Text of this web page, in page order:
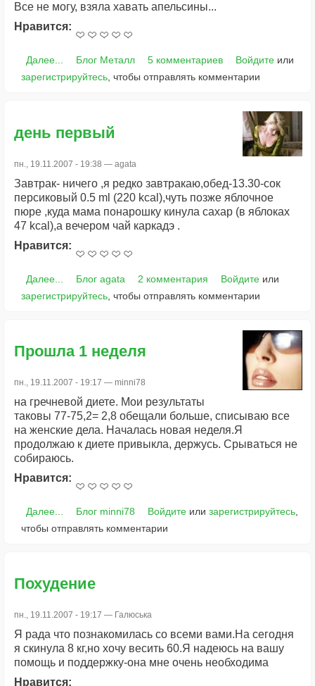
Все не могу, взяла хавать апельсины...
Нравится:
Далее... Блог Металл 5 комментариев Войдитеили
зарегистрируйтесь, чтобы отправлять комментарии
день первый
пн., 19.11.2007 - 19:38 — agata
Завтрак- ничего ,я редко завтракаю,обед-13.30-сок
персиковый 0.5 ml (220 kcal),чуть позже яблочное
пюре ,куда мама понарошку кинула сахар (в яблоках
47 kcal),а вечером чай каркадэ .
Нравится:
Далее... Блог agata 2 комментария Войдитеили
зарегистрируйтесь , чтобы отправлять комментарии
Прошла 1 неделя
пн., 19.11.2007 - 19:17 — minni78
на гречневой диете. Мои результаты
таковы 77-75,2= 2,8 обещали больше, списываю все
на женские дела. Началась новая неделя.Я
продолжаю к диете привыкла, держусь. Срываться не
собираюсь.
Нравится:
Далее... Блог minni78 Войдитеили зарегистрируйтесь,
чтобы отправлять комментарии
Похудение
пн., 19.11.2007 - 19:17 — Галюська
Я рада что познакомилась со всеми вами.На сегодня
я скинула 8 кг,но хочу весить 60.Я надеюсь на вашу
помощь и поддержку-она мне очень необходима
Нравится: